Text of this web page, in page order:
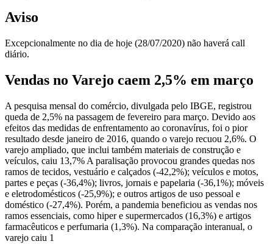
Aviso
Excepcionalmente no dia de hoje (28/07/2020) não haverá call
diário.
Vendas no Varejo caem 2,5% em março
A pesquisa mensal do comércio, divulgada pelo IBGE, registrou
queda de 2,5% na passagem de fevereiro para março. Devido aos
efeitos das medidas de enfrentamento ao coronavírus, foi o pior
resultado desde janeiro de 2016, quando o varejo recuou 2,6%. O
varejo ampliado, que inclui também materiais de construção e
veículos, caiu 13,7% A paralisação provocou grandes quedas nos
ramos de tecidos, vestuário e calçados (-42,2%); veículos e motos,
partes e peças (-36,4%); livros, jornais e papelaria (-36,1%); móveis
e eletrodomésticos (-25,9%); e outros artigos de uso pessoal e
doméstico (-27,4%). Porém, a pandemia beneficiou as vendas nos
ramos essenciais, como hiper e supermercados (16,3%) e artigos
farmacêuticos e perfumaria (1,3%). Na comparação interanual, o
varejo caiu 1